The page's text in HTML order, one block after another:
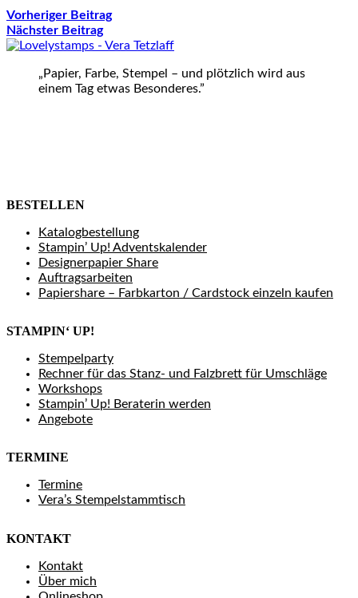
Vorheriger Beitrag
Nächster Beitrag
„Papier, Farbe, Stempel – und plötzlich wird aus
einem Tag etwas Besonderes.”
BESTELLEN
Katalogbestellung
Stampin’ Up! Adventskalender
Designerpapier Share
Auftragsarbeiten
Papiershare – Farbkarton / Cardstock einzeln kaufen
STAMPIN‘ UP!
Stempelparty
Rechner für das Stanz- und Falzbrett für Umschläge
Workshops
Stampin’ Up! Beraterin werden
Angebote
TERMINE
Termine
Vera’s Stempelstammtisch
KONTAKT
Kontakt
Über mich